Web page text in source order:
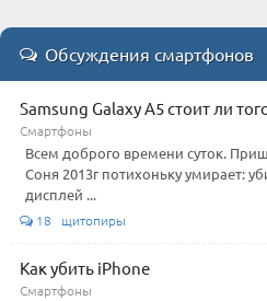
Обсуждения смартфонов
Samsung Galaxy A5 стоит ли
Смартфоны
Всем доброго времени суток.
Соня 2013г потихоньку умирает:
дисплей ...
18 щитопиры
Как убить iPhone
Смартфоны